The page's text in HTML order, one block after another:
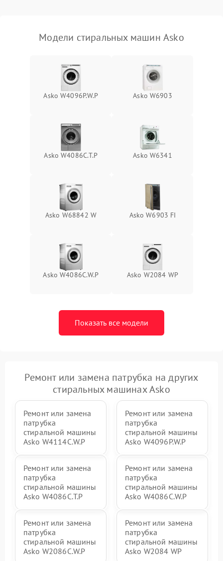
Модели стиральных машин Asko
Asko W4096P.W.P Asko W6903
Asko W4086C.T.P Asko W6341
Asko W68842 W Asko W6903 FI
Asko W4086C.W.P Asko W2084 WP
Показать все модели
Ремонт или замена патрубка на других
стиральных машинах Asko
Ремонт или замена
патрубка
стиральной машины
Asko W4114C.W.P
Ремонт или замена
патрубка
стиральной машины
Asko W4096P.W.P
Ремонт или замена
патрубка
стиральной машины
Asko W4086C.T.P
Ремонт или замена
патрубка
стиральной машины
Asko W4086C.W.P
Ремонт или замена
патрубка
стиральной машины
Asko W2086C.W.P
Ремонт или замена
патрубка
стиральной машины
Asko W2084 WP